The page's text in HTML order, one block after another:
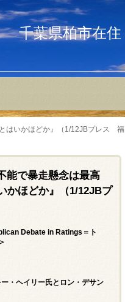
千葉県柏市在住
はいかほどか』（1/12JBプレス 福
能で暴走懸念は最高
かほどか』（1/12JBプ
Debate in Ratings＝ト
・ヘイリー氏とロン・デサン